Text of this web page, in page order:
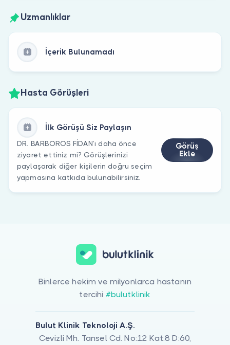
Uzmanlıklar
İçerik Bulunamadı
Hasta Görüşleri
İlk Görüşü Siz Paylaşın
DR. BARBOROS FİDAN’ı daha önce
ziyaret ettiniz mi? Görüşlerinizi
paylaşarak diğer kişilerin doğru seçim
yapmasına katkıda bulunabilirsiniz.
Görüş
Ekle
Binlerce hekim ve milyonlarca hastanın
tercihi #bulutklinik
Bulut Klinik Teknoloji A.Ş.
Cevizli Mh. Tansel Cd. No:12 Kat:8 D:60,